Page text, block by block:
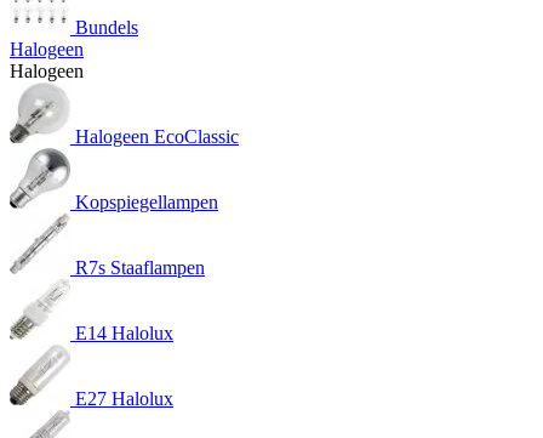
Bundels
Halogeen
Halogeen
Halogeen EcoClassic
Kopspiegellampen
R7s Staaflampen
E14 Halolux
E27 Halolux